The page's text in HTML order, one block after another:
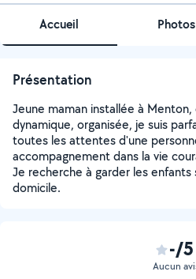
Accueil Photos
Présentation
Jeune maman installée à
dynamique, organisée, je suis
toutes les attentes d'une
accompagnement dans la vie
Je recherche à garder les
domicile.
-/5
Aucun